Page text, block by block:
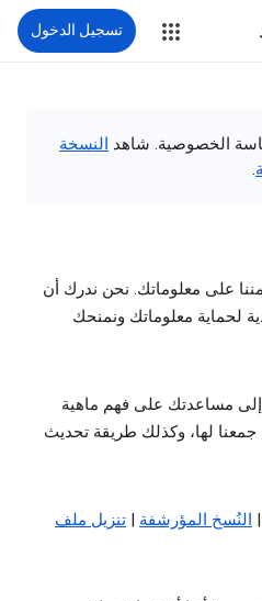
تسجيل الدخول
الخصوصية. شاهد النسخة
.
على معلوماتك. نحن ندرك أن
لحماية معلوماتك ونمنحك
مساعدتك على فهم ماهية
لها، وكذلك طريقة تحديث
النُسخ المؤرشفة | تنزيل ملف